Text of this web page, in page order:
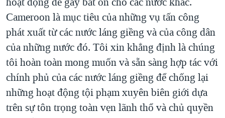
Cameroon là mục tiêu của những vụ tấn công
phát xuất từ các nước láng giềng và của công dân
của những nước đó. Tôi xin khẳng định là chúng
tôi hoàn toàn mong muốn và sẵn sàng hợp tác với
chính phủ của các nước láng giềng để chống lại
những hoạt động tội phạm xuyên biên giới dựa
trên sự tôn trọng toàn vẹn lãnh thổ và chủ quyền